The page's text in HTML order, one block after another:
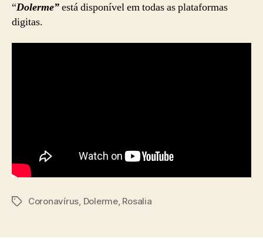
“Dolerme”está disponível em todas as plataformas
digitas.
TagsCoronavírus, Dolerme, Rosalia